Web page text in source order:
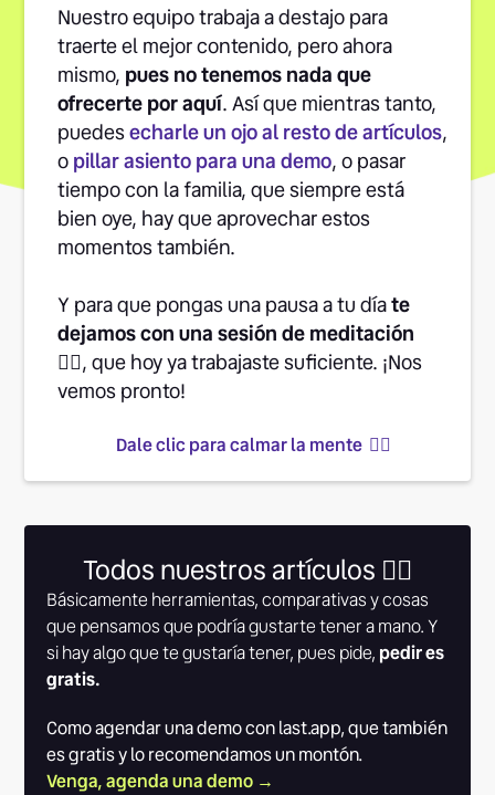
Nuestro equipo trabaja a destajo para
traerte el mejor contenido, pero ahora
mismo, pues no tenemos nada que
ofrecerte por aquí. Así que mientras tanto,
puedesecharle un ojo al resto de artículos,
opillar asiento para una demo, o pasar
tiempo con la familia, que siempre está
bien oye, hay que aprovechar estos
momentos también.
Y para que pongas una pausa a tu díate
dejamos con una sesión de meditación
👉🏽, que hoy ya trabajaste suficiente. ¡Nos
vemos pronto!
Dale clic para calmar la mente 👆🏾
Todos nuestros artículos 👇🏾
Básicamente herramientas, comparativas y cosas
que pensamos que podría gustarte tener a mano. Y
si hay algo que te gustaría tener, pues pide, pedir es
gratis.
Como agendar una demo con last.app, que también
es gratis y lo recomendamos un montón.
Venga, agenda una demo →